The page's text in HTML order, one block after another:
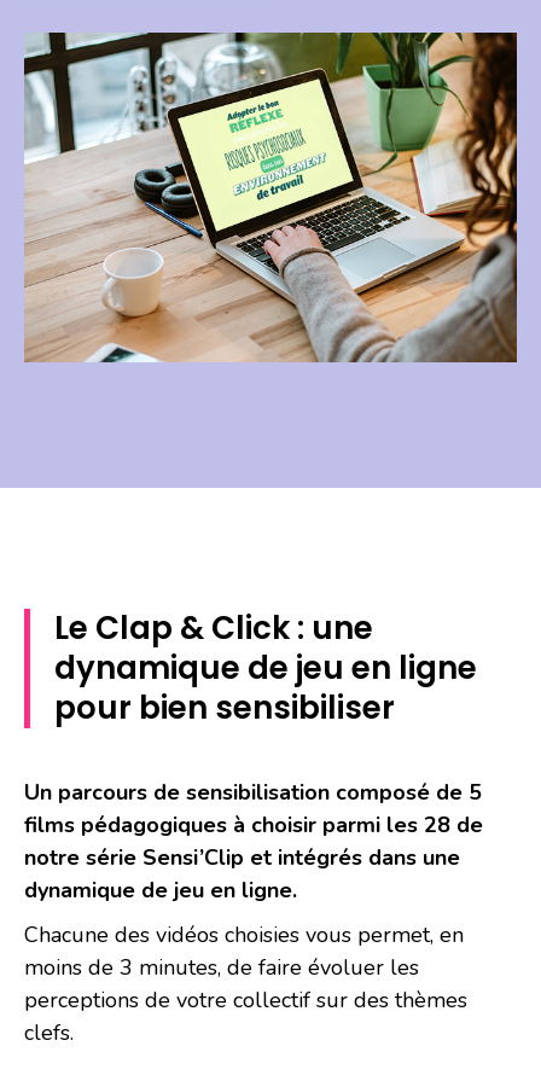
Le Clap & Click : une
dynamique de jeu en ligne
pour bien sensibiliser
Un parcours de sensibilisation composé de 5
films pédagogiques à choisir parmi les 28 de
notre série Sensi’Clip et intégrés dans une
dynamique de jeu en ligne.
Chacune des vidéos choisies vous permet, en
moins de 3 minutes, de faire évoluer les
perceptions de votre collectif sur des thèmes
clefs.